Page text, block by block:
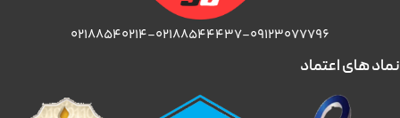
۰۲۱۸۸۵۴۰۲۱۴-۰۲۱۸۸۵۴۴۴۳۷-۰۹۱۲۳۰۷۷۷۹۶
نماد های اعتماد